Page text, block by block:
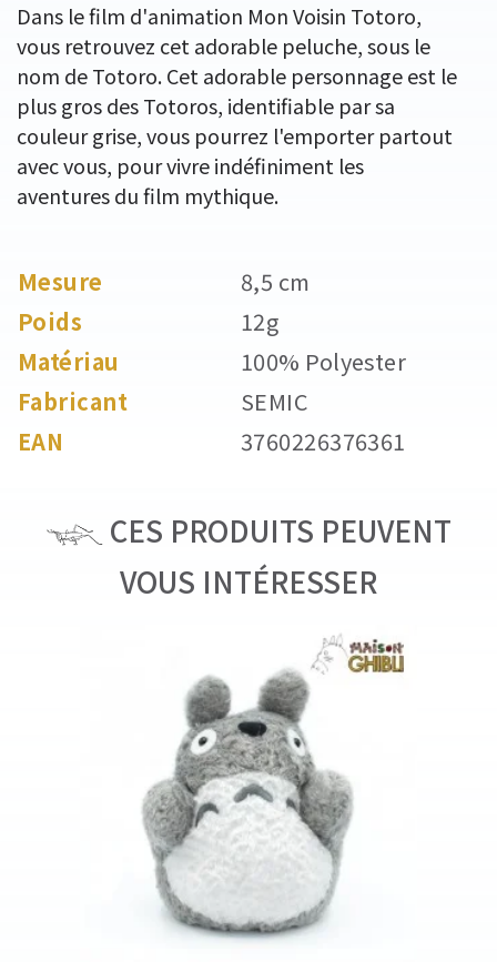
Dans le film d'animation Mon Voisin Totoro,
vous retrouvez cet adorable peluche, sous le
nom de Totoro. Cet adorable personnage est le
plus gros des Totoros, identifiable par sa
couleur grise, vous pourrez l'emporter partout
avec vous, pour vivre indéfiniment les
aventures du film mythique.
Mesure
8,5 cm
Poids
12g
Matériau
100% Polyester
Fabricant
SEMIC
EAN
3760226376361
CES PRODUITS PEUVENT
VOUS INTÉRESSER